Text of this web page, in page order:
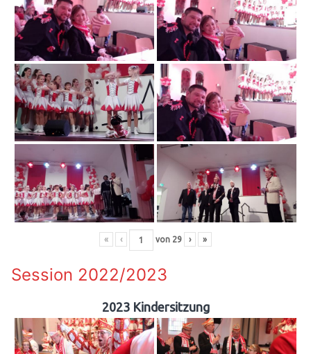
« ‹ von 29 › »
Session 2022/2023
2023 Kindersitzung